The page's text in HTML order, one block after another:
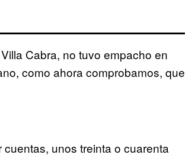
Cabra, no tuvo empacho en
como ahora comprobamos, que
unos treinta o cuarenta